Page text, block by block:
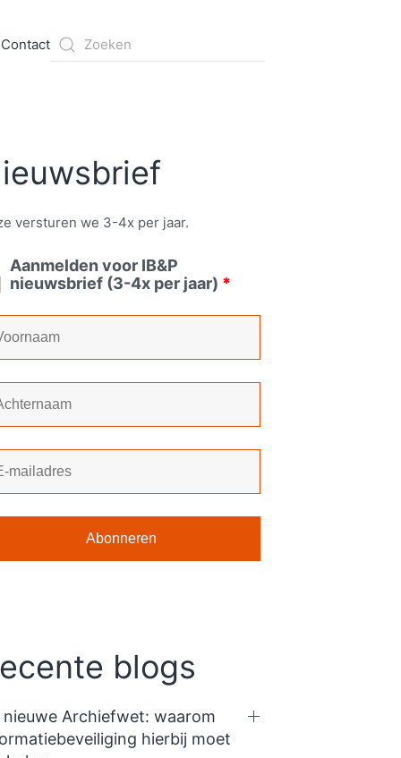
Contact
versturen we 3-4x per jaar.
Aanmelden voor IB&P
nieuwsbrief (3-4x per jaar) *
blogs
nieuwe Archiefwet: waarom
hierbij moet